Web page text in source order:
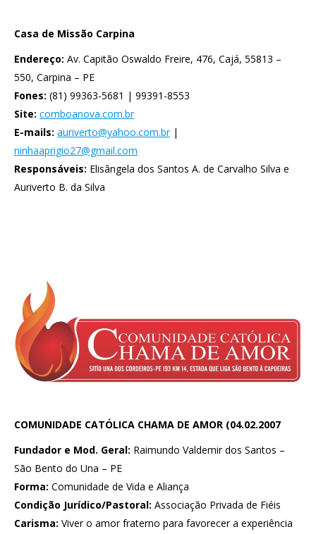
Casa de Missão Carpina
Endereço: Av. Capitão Oswaldo Freire, 476, Cajá, 55813 –
550, Carpina – PE
Fones: (81) 99363-5681 | 99391-8553
Site: comboanova.com.br
E-mails: auriverto@yahoo.com.br|
ninhaaprigio27@gmail.com
Responsáveis: Elisângela dos Santos A. de Carvalho Silva e
Auriverto B. da Silva
COMUNIDADE CATÓLICA CHAMA DE AMOR (04.02.2007
Fundador e Mod. Geral: Raimundo Valdemir dos Santos –
São Bento do Una – PE
Forma: Comunidade de Vida e Aliança
Condição Jurídico/Pastoral: Associação Privada de Fiéis
Carisma: Viver o amor fraterno para favorecer a experiência